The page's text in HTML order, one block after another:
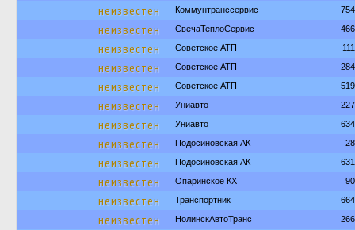
неизвестен Коммунтранссервис
неизвестен СвечаТеплоСервис
неизвестен Советское АТП
неизвестен Советское АТП
неизвестен Советское АТП
неизвестен Униавто
неизвестен Униавто
неизвестен Подосиновская АК
неизвестен Подосиновская АК
неизвестен Опаринское КХ
неизвестен Транспортник
неизвестен НолинскАвтоТранс